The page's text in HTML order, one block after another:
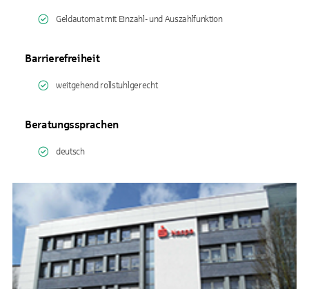
Geldautomat mit Einzahl- und Auszahlfunktion
Barrierefreiheit
weitgehend rollstuhlgerecht
Beratungssprachen
deutsch